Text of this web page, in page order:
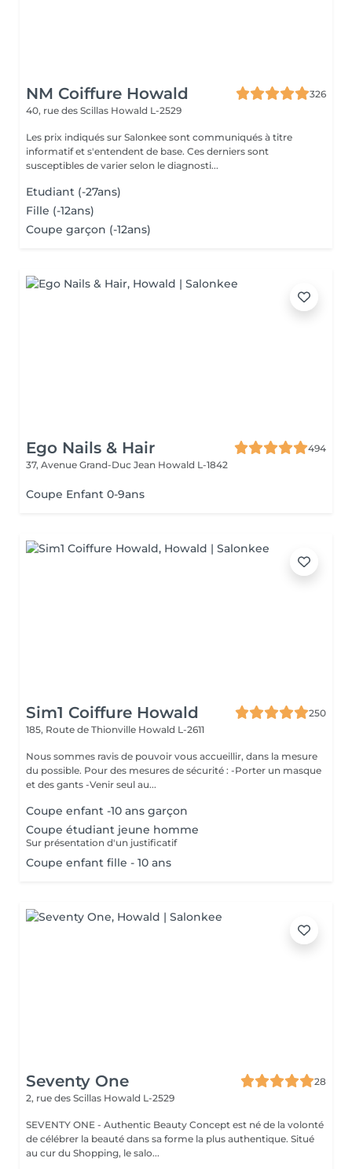
NM Coiffure Howald
326
40, rue des Scillas Howald L-2529
Les prix indiqués sur Salonkee sont communiqués à titre
informatif et s'entendent de base. Ces derniers sont
susceptibles de varier selon le diagnosti...
Etudiant (-27ans)
Fille (-12ans)
Coupe garçon (-12ans)
Ego Nails & Hair
494
37, Avenue Grand-Duc Jean Howald L-1842
Coupe Enfant 0-9ans
Sim1 Coiffure Howald
250
185, Route de Thionville Howald L-2611
Nous sommes ravis de pouvoir vous accueillir, dans la mesure
du possible. Pour des mesures de sécurité : -Porter un masque
et des gants -Venir seul au...
Coupe enfant -10 ans garçon
Coupe étudiant jeune homme
Sur présentation d'un justificatif
Coupe enfant fille - 10 ans
Seventy One
28
2, rue des Scillas Howald L-2529
SEVENTY ONE - Authentic Beauty Concept est né de la volonté
de célébrer la beauté dans sa forme la plus authentique. Situé
au cur du Shopping, le salo...